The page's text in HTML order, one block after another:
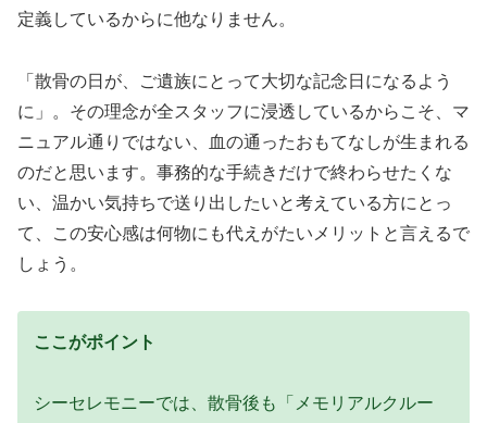
定義しているからに他なりません。
「散骨の日が、ご遺族にとって大切な記念日になるよう
に」。その理念が全スタッフに浸透しているからこそ、マ
ニュアル通りではない、血の通ったおもてなしが生まれる
のだと思います。事務的な手続きだけで終わらせたくな
い、温かい気持ちで送り出したいと考えている方にとっ
て、この安心感は何物にも代えがたいメリットと言えるで
しょう。
ここがポイント
シーセレモニーでは、散骨後も「メモリアルクルー